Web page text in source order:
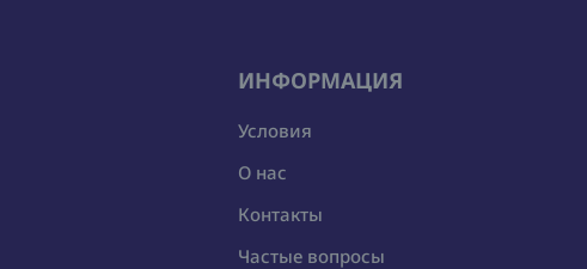
ИНФОРМАЦИЯ
Условия
О нас
Контакты
Частые вопросы